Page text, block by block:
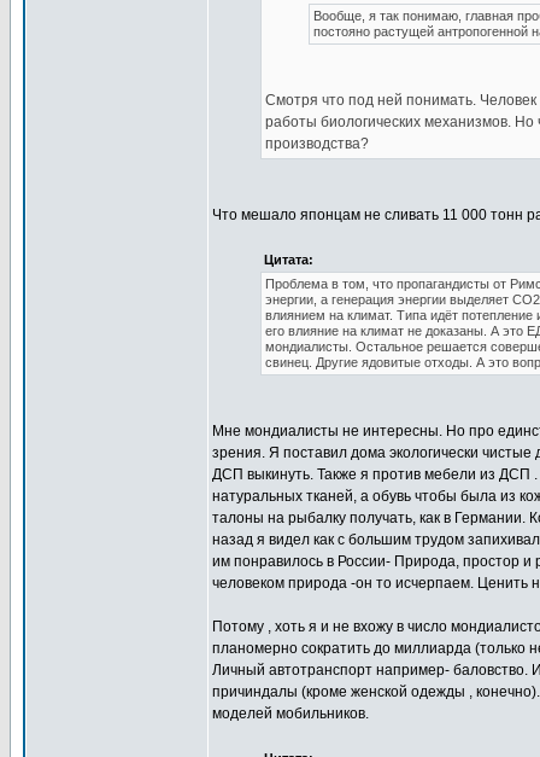
Вообще, я так понимаю, главная
постояно растущей антропогенной
Смотря что под ней понимать.
работы биологических механизмов.
производства?
Что мешало японцам не сливать 11 000 тонн
Цитата:
Проблема в том, что пропагандисты от
энергии, а генерация энергии выделяет
влиянием на климат. Типа идёт
его влияние на климат не доказаны. А это
мондиалисты. Остальное решается
свинец. Другие ядовитые отходы. А это
Мне мондиалисты не интересны. Но про
зрения. Я поставил дома экологически
ДСП выкинуть. Также я против мебели из ДСП .
натуральных тканей, а обувь чтобы была из
талоны на рыбалку получать, как в Германии.
назад я видел как с большим трудом
им понравилось в России- Природа, простор и
человеком природа -он то исчерпаем. Ценить
Потому , хоть я и не вхожу в число
планомерно сократить до миллиарда (только
Личный автотранспорт например- баловство.
причиндалы (кроме женской одежды ,
моделей мобильников.